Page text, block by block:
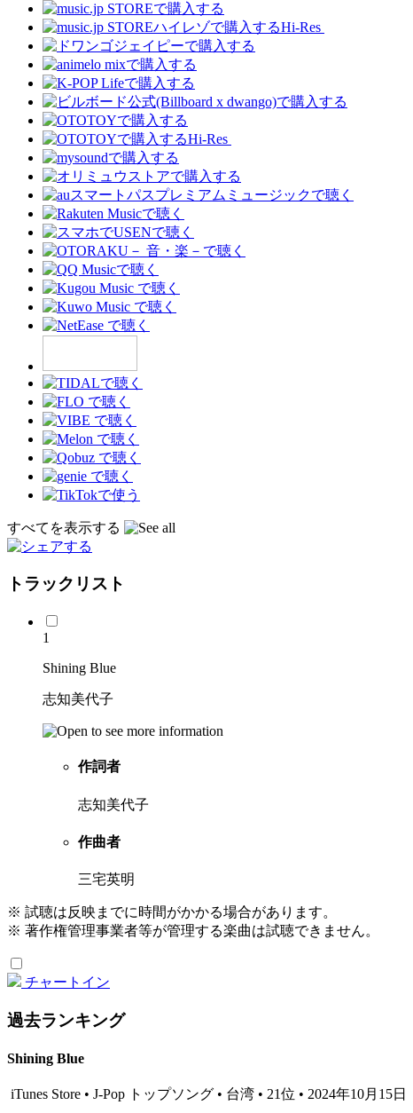
Hi-Res
Hi-Res
すべてを表示する
トラックリスト
1
Shining Blue
志知美代子
作詞者
志知美代子
作曲者
三宅英明
※ 試聴は反映までに時間がかかる場合があります。
※ 著作権管理事業者等が管理する楽曲は試聴できません。
チャートイン
過去ランキング
Shining Blue
iTunes Store • J-Pop トップソング • 台湾 • 21位 • 2024年10月15日